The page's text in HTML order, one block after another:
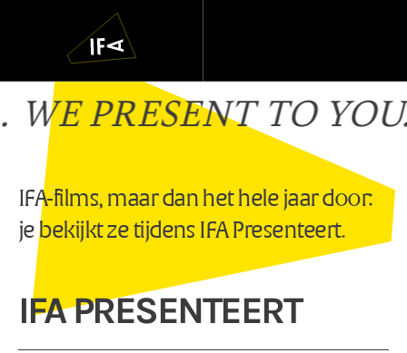
Navigatie
overslaan
IFA
PresenteertTO YOU... WE
IFA-films, maar dan het hele jaar door:
je bekijkt ze tijdens IFA Presenteert.
IFA PRESENTEERT